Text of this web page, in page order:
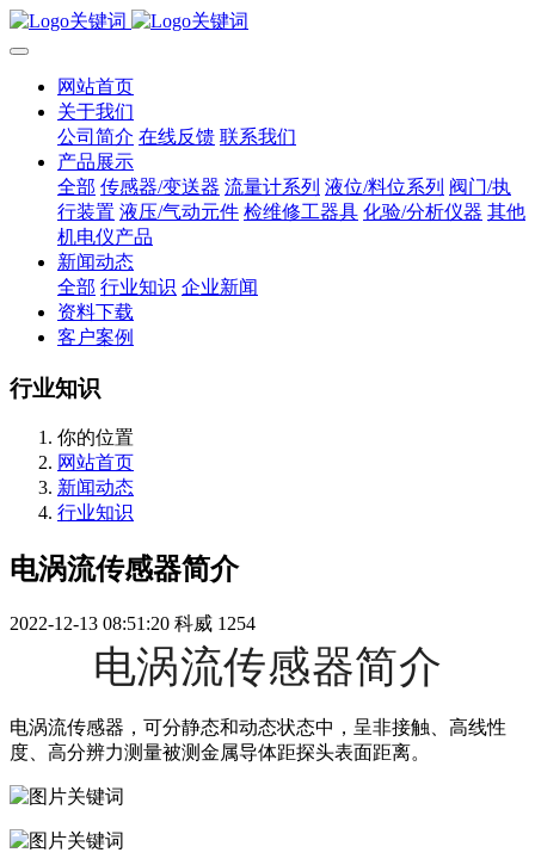
网站首页
关于我们
公司简介 在线反馈 联系我们
产品展示
全部 传感器/变送器 流量计系列 液位/料位系列 阀门/执
行装置 液压/气动元件 检维修工器具 化验/分析仪器 其他
机电仪产品
新闻动态
全部 行业知识 企业新闻
资料下载
客户案例
行业知识
你的位置
网站首页
新闻动态
行业知识
电涡流传感器简介
2022-12-13 08:51:20 科威 1254
电涡流传感器简介
电涡流传感器，可分静态和动态状态中，呈非接触、高线性
度、高分辨力测量被测金属导体距探头表面距离。